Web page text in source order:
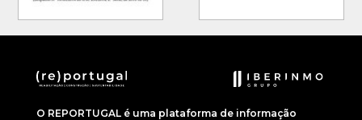
O REPORTUGAL é uma plataforma de informação